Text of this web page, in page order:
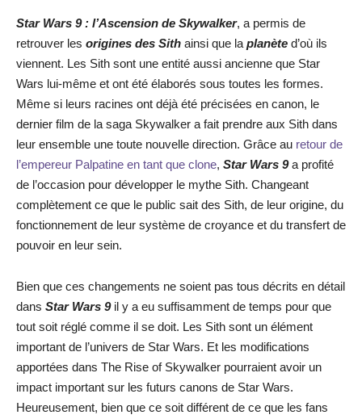
Star Wars 9 : l’Ascension de Skywalker, a permis de
retrouver les origines des Sith ainsi que la planète d’où ils
viennent. Les Sith sont une entité aussi ancienne que Star
Wars lui-même et ont été élaborés sous toutes les formes.
Même si leurs racines ont déjà été précisées en canon, le
dernier film de la saga Skywalker a fait prendre aux Sith dans
leur ensemble une toute nouvelle direction. Grâce au retour de
l’empereur Palpatine en tant que clone, Star Wars 9a profité
de l’occasion pour développer le mythe Sith. Changeant
complètement ce que le public sait des Sith, de leur origine, du
fonctionnement de leur système de croyance et du transfert de
pouvoir en leur sein.
Bien que ces changements ne soient pas tous décrits en détail
dans Star Wars 9il y a eu suffisamment de temps pour que
tout soit réglé comme il se doit. Les Sith sont un élément
important de l’univers de Star Wars. Et les modifications
apportées dans The Rise of Skywalker pourraient avoir un
impact important sur les futurs canons de Star Wars.
Heureusement, bien que ce soit différent de ce que les fans